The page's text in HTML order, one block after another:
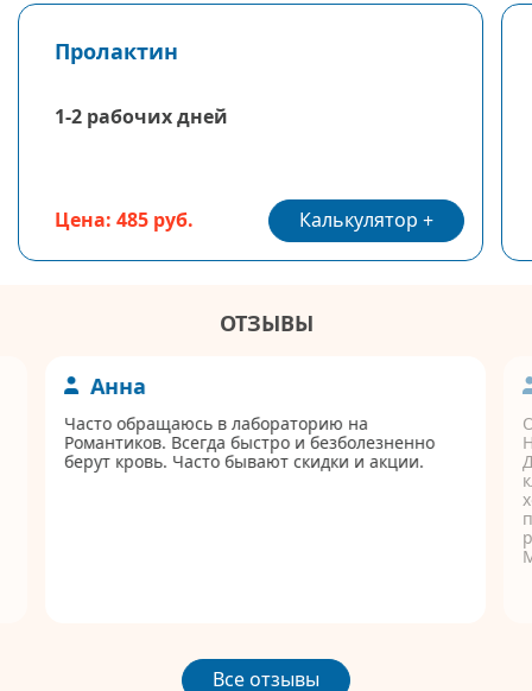
Пролактин
1-2 рабочих дней
Цена: 485 руб. Калькулятор
ОТЗЫВЫ
Анна
Часто обращаюсь в лабораторию на
Романтиков. Всегда быстро и безболезненно
берут кровь. Часто бывают скидки и акции.
Все отзывы